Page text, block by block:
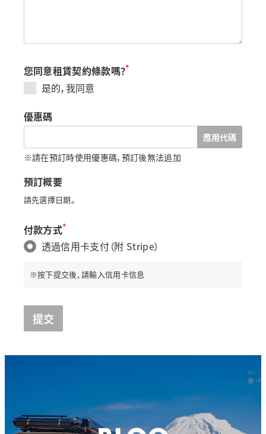
您同意租賃契約條款嗎？*
是的，我同意
優惠碼
應用代碼
※請在預訂時使用優惠碼，預訂後無法追加
預訂概要
請先選擇日期。
付款方式*
透過信用卡支付（附 Stripe）
※按下提交後，請輸入信用卡信息
提交